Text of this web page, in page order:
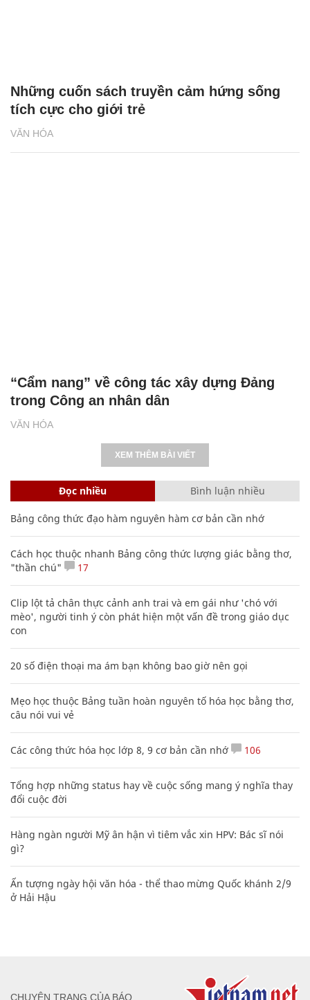
VĂN HÓA
Những cuốn sách truyền cảm hứng sống
tích cực cho giới trẻ
VĂN HÓA
“Cẩm nang” về công tác xây dựng Đảng
trong Công an nhân dân
XEM THÊM BÀI VIẾT
Đọc nhiều Bình luận nhiều
Bảng công thức đạo hàm nguyên hàm cơ bản cần nhớ
Cách học thuộc nhanh Bảng công thức lượng giác bằng thơ,
"thần chú"
17
Clip lột tả chân thực cảnh anh trai và em gái như 'chó với
mèo', người tinh ý còn phát hiện một vấn đề trong giáo dục
con
20 số điện thoại ma ám bạn không bao giờ nên gọi
Mẹo học thuộc Bảng tuần hoàn nguyên tố hóa học bằng thơ,
câu nói vui vẻ
Các công thức hóa học lớp 8, 9 cơ bản cần nhớ 106
Tổng hợp những status hay về cuộc sống mang ý nghĩa thay
đổi cuộc đời
Hàng ngàn người Mỹ ân hận vì tiêm vắc xin HPV: Bác sĩ nói
gì?
Ấn tượng ngày hội văn hóa - thể thao mừng Quốc khánh 2/9
ở Hải Hậu
CHUYÊN TRANG CỦA BÁO